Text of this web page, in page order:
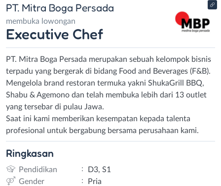
PT. Mitra Boga Persada
membuka lowongan
Executive Chef
PT. Mitra Boga Persada merupakan sebuah kelompok bisnis
terpadu yang bergerak di bidang Food and Beverages (F&B).
Mengelola brand restoran termuka yakni ShukaGrill BBQ,
Shabu & Agemono dan telah membuka lebih dari 13 outlet
yang tersebar di pulau Jawa.
Saat ini kami memberikan kesempatan kepada talenta
profesional untuk bergabung bersama perusahaan kami.
Ringkasan
Pendidikan :
D3, S1
Gender
:
Pria